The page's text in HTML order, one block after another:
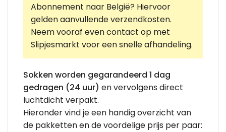
Abonnement naar België? Hiervoor
gelden aanvullende verzendkosten.
Neem vooraf even contact op met
Slipjesmarkt voor een snelle afhandeling.
Sokken worden gegarandeerd 1 dag
gedragen (24 uur) en vervolgens direct
luchtdicht verpakt.
Hieronder vind je een handig overzicht van
de pakketten en de voordelige prijs per paar: